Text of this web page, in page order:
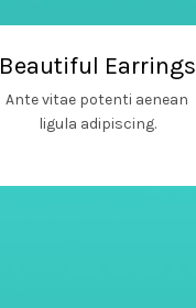
Beautiful Earrings
Ante vitae potenti aenean
ligula adipiscing.